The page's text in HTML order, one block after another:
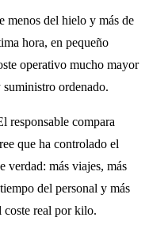
menos del hielo y más de
hora, en pequeño
operativo mucho mayor
ordenado.
responsable compara
que ha controlado el
verdad: más viajes, más
del personal y más
coste real por kilo.